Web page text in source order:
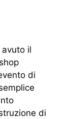
il
di
di